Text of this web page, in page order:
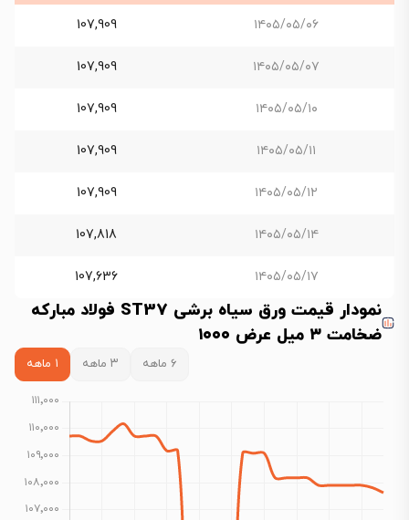
۱۴۰۵/۰۵/۰۶ 107,909
۱۴۰۵/۰۵/۰۷ 107,909
۱۴۰۵/۰۵/۱۰ 107,909
۱۴۰۵/۰۵/۱۱ 107,909
۱۴۰۵/۰۵/۱۲ 107,909
۱۴۰۵/۰۵/۱۴ 107,818
۱۴۰۵/۰۵/۱۷ 107,636
نمودار قیمت ورق سیاه برشی ST37 فولاد مبارکه
ضخامت ۳ میل عرض ۱۰۰۰
۶ ماهه ۳ ماهه ۱ ماهه